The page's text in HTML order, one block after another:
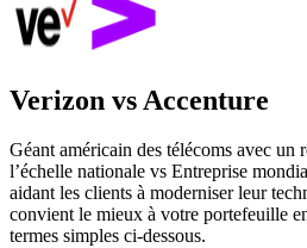
Verizon vs Accenture
Géant américain des télécoms avec un
l’échelle nationale vs Entreprise
aidant les clients à moderniser leur
convient le mieux à votre portefeuille
termes simples ci-dessous.